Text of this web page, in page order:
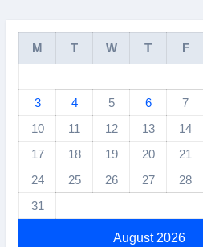
August 2026
M T W T F
3
4 5 6 7
10
11 12 13 14
17
18 19 20 21
24
25 26 27 28
31